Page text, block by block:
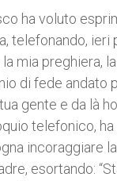
ha voluto
telefonando,
mia preghiera,
di fede andato
gente e da là
telefonico,
incoraggiare
esortando: